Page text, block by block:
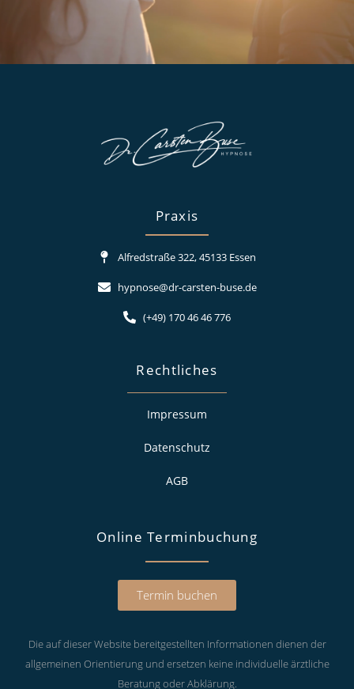
Praxis
Alfredstraße 322, 45133 Essen
hypnose@dr-carsten-buse.de
(+49) 170 46 46 776
Rechtliches
Impressum
Datenschutz
AGB
Online Terminbuchung
Termin buchen
Die auf dieser Website bereitgestellten Informationen dienen der
allgemeinen Orientierung und ersetzen keine individuelle ärztliche
Beratung oder Abklärung.